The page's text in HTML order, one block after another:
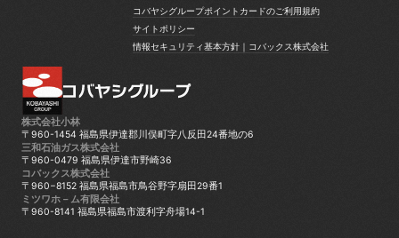
株式会社小林
〒960-1454 福島県伊達郡川俣町字八反田24番地の6
三和石油ガス株式会社
〒960-0479 福島県伊達市野崎36
コバックス株式会社
〒960−8152 福島県福島市鳥谷野字扇田29番1
ミツワホ－ム有限会社
〒960-8141 福島県福島市渡利字舟場14-1
個人情報保護方針｜コバックス株式会社
コバヤシグループポイントカードのご利用規約
コバヤシグループポイントカードのご利用規約
サイトポリシー
サイトポリシー
情報セキュリティ基本方針｜コバックス株式会社